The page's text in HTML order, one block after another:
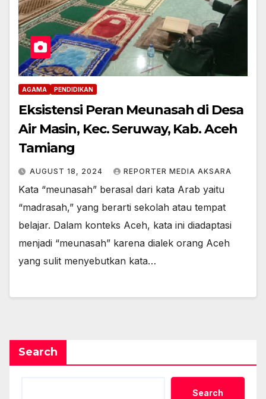
AGAMA PENDIDIKAN
Eksistensi Peran Meunasah di Desa
Air Masin, Kec. Seruway, Kab. Aceh
Tamiang
AUGUST 18, 2024 REPORTER MEDIA AKSARA
Kata “meunasah” berasal dari kata Arab yaitu
“madrasah,” yang berarti sekolah atau tempat
belajar. Dalam konteks Aceh, kata ini diadaptasi
menjadi “meunasah” karena dialek orang Aceh
yang sulit menyebutkan kata…
Search
Search